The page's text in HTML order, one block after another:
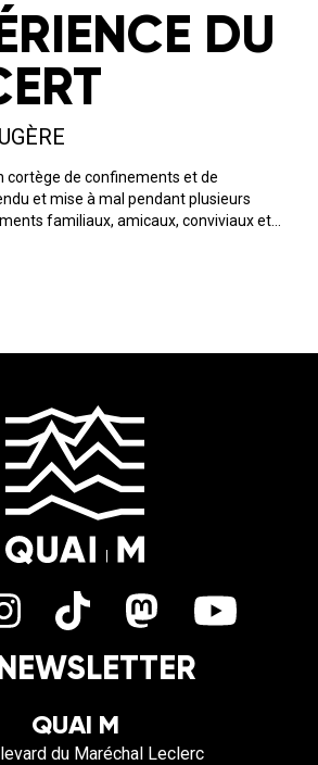
DU
cortège de confinements et de
et mise à mal pendant plusieurs
familiaux, amicaux, conviviaux et
QUAI M
du Maréchal Leclerc